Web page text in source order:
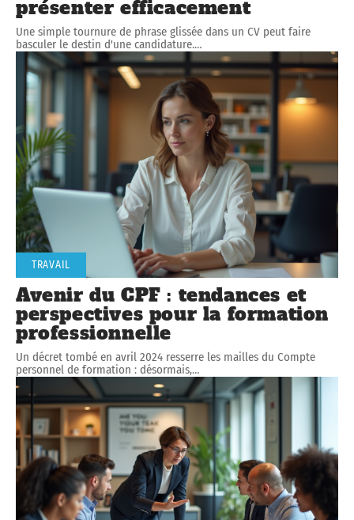
présenter efficacement
Une simple tournure de phrase glissée dans un CV peut faire
basculer le destin d'une candidature.…
TRAVAIL
Avenir du CPF : tendances et
perspectives pour la formation
professionnelle
Un décret tombé en avril 2024 resserre les mailles du Compte
personnel de formation : désormais,…